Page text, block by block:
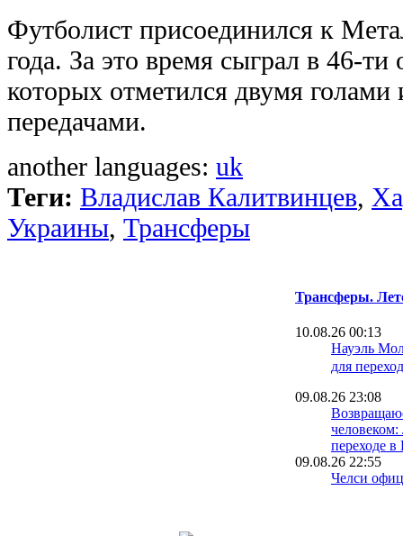
Футболист присоединился к
года. За это время сыграл в 46-
которых отметился двумя
передачами.
another languages: uk
Теги: Владислав Калитвинцев,
Украины, Трансферы
Трансферы.
10.08.26 00:13
Науэль
для
09.08.26 23:08
переходе
09.08.26 22:55
Челси